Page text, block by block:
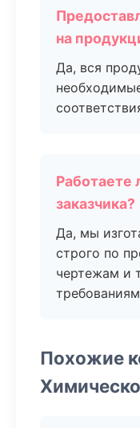
на
Да, вся
Работаете
заказчика?
Да, мы
строго по
чертежам и
Похожие